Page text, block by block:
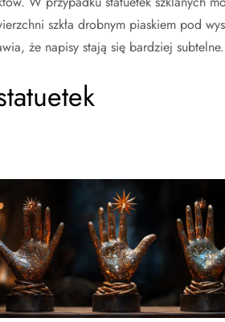
szkła drobnym piaskiem pod
że napisy stają się bardziej subtelne.